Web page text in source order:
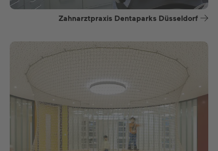
Zahnarztpraxis Dentaparks Düsseldorf